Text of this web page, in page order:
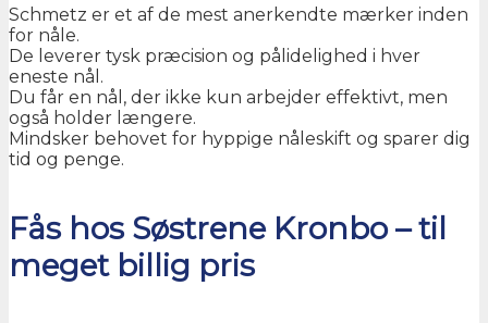
Schmetz er et af de mest anerkendte mærker inden
for nåle.
De leverer tysk præcision og pålidelighed i hver
eneste nål.
Du får en nål, der ikke kun arbejder effektivt, men
også holder længere.
Mindsker behovet for hyppige nåleskift og sparer dig
tid og penge.
Fås hos Søstrene Kronbo – til
meget billig pris